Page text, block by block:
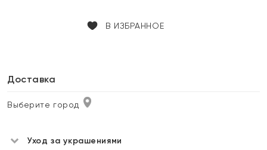
В ИЗБРАННОЕ
Доставка
Выберите город
Уход за украшениями